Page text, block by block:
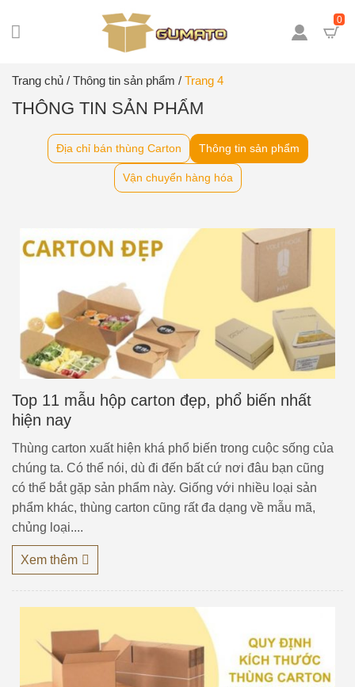
0
Trang chủ / Thông tin sản phẩm / Trang 4
THÔNG TIN SẢN PHẨM
Địa chỉ bán thùng Carton Thông tin sản phẩm
Vận chuyển hàng hóa
Top 11 mẫu hộp carton đẹp, phổ biến nhất
hiện nay
Thùng carton xuất hiện khá phổ biến trong cuộc sống của
chúng ta. Có thể nói, dù đi đến bất cứ nơi đâu bạn cũng
có thể bắt gặp sản phẩm này. Giống với nhiều loại sản
phẩm khác, thùng carton cũng rất đa dạng về mẫu mã,
chủng loại....
Xem thêm